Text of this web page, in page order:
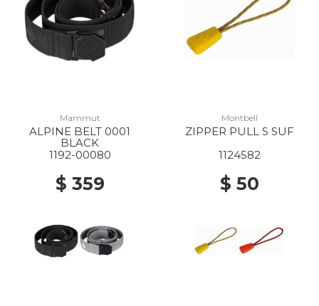
Mammut
ALPINE BELT 0001
BLACK
1192-00080
$ 359
Montbell
ZIPPER PULL S SUF
1124582
$ 50